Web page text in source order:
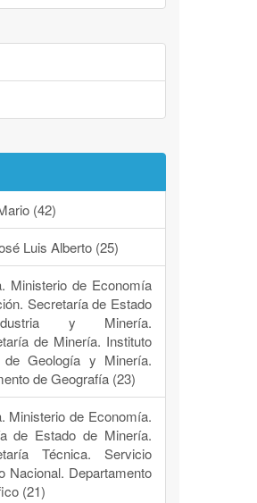
(42)
Luis Alberto (25)
Ministerio de Economía
Secretaría de Estado
y Minería.
de Minería. Instituto
de Geología y Minería.
de Geografía (23)
Ministerio de Economía.
de Estado de Minería.
Técnica. Servicio
Nacional. Departamento
(21)